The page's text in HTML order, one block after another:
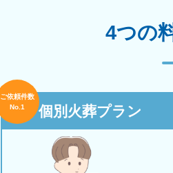
4つの
個別火葬プラン
ご依頼件数
No.1